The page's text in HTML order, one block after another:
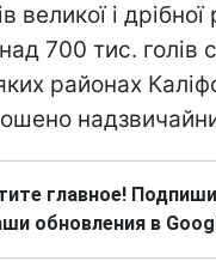
великої і дрібної
700 тис. голів
районах
главное!
обновления в